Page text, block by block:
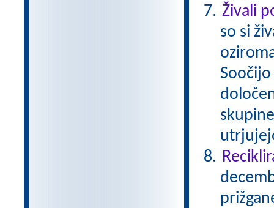
Živali
so si